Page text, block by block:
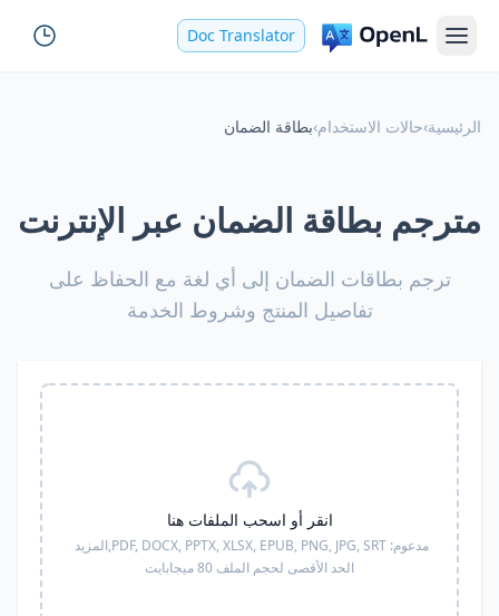
Doc Translator
الرئيسية›حالات الاستخدام›بطاقة الضمان
مترجم بطاقة الضمان عبر الإنترنت
ترجم بطاقات الضمان إلى أي لغة مع الحفاظ على
تفاصيل المنتج وشروط الخدمة
انقر أو اسحب الملفات هنا
مدعوم: PDF, DOCX, PPTX, XLSX, EPUB, PNG, JPG, SRT, المزيد
الحد الأقصى لحجم الملف 80 ميجابايت